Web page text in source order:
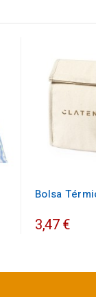
Bolsa
3,47 €